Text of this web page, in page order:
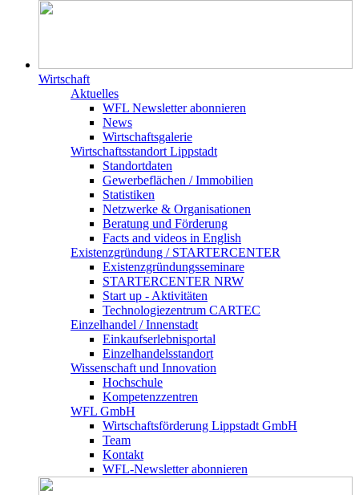
Wirtschaft
Aktuelles
WFL Newsletter abonnieren
News
Wirtschaftsgalerie
Wirtschafts­­standort Lippstadt
Standortdaten
Gewerbeflächen / Immobilien
Statistiken
Netzwerke & Organisationen
Beratung und Förderung
Facts and videos in English
Existenz­gründung / STARTERCENTER
Existenzgründungsseminare
STARTERCENTER NRW
Start up - Aktivitäten
Technologiezentrum CARTEC
Einzelhandel / Innenstadt
Einkaufserlebnisportal
Einzelhandelsstandort
Wissenschaft und Innovation
Hochschule
Kompetenzzentren
WFL GmbH
Wirtschaftsförderung Lippstadt GmbH
Team
Kontakt
WFL-Newsletter abonnieren